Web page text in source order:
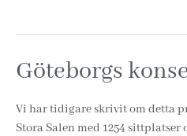
Göteborgs
Vi har tidigare skrivit om detta
Stora Salen med 1254